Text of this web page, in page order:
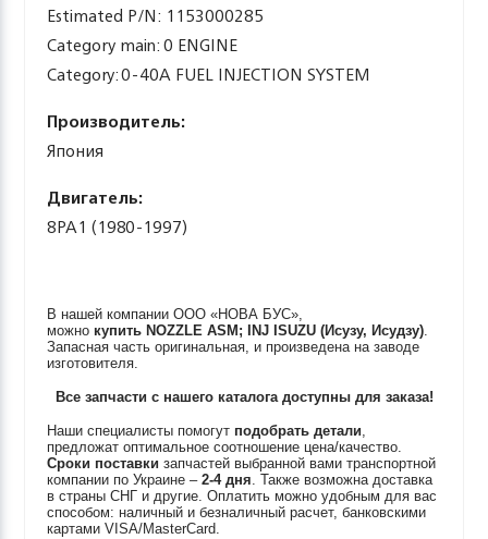
Estimated P/N: 1153000285
Category main: 0 ENGINE
Category: 0-40A FUEL INJECTION SYSTEM
Производитель:
Япония
Двигатель:
8PA1 (1980-1997)
В нашей компании ООО «НОВА БУС»,
можно купить NOZZLE ASM; INJ ISUZU (Исузу, Исудзу).
Запасная часть оригинальная, и произведена на заводе
изготовителя.
Все запчасти с нашего каталога доступны для заказа!
Наши специалисты помогут подобрать детали,
предложат оптимальное соотношение цена/качество.
Сроки поставки запчастей выбранной вами транспортной
компании по Украине –2-4 дня. Также возможна доставка
в страны СНГ и другие. Оплатить можно удобным для вас
способом: наличный и безналичный расчет, банковскими
картами VISA/MasterCard.